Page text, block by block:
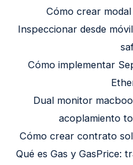
Cómo crear
Inspeccionar desde
Cómo implementar
Dual monitor
acoplamiento
Cómo crear contrato
Qué es Gas y GasPrice: